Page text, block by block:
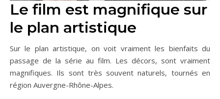
Le film est magnifique sur
le plan artistique
Sur le plan artistique, on voit vraiment les bienfaits du
passage de la série au film. Les décors, sont vraiment
magnifiques. Ils sont très souvent naturels, tournés en
région Auvergne-Rhône-Alpes.